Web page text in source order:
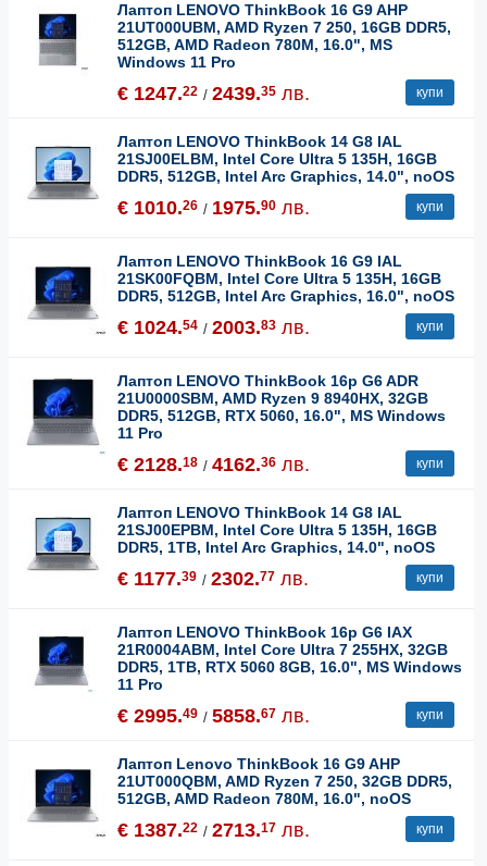
Лаптоп LENOVO ThinkBook 16 G9 AHP
21UT000UBM, AMD Ryzen 7 250, 16GB DDR5,
512GB, AMD Radeon 780M, 16.0", MS
Windows 11 Pro
€ 1247.22 / 2439.35 лв. купи
Лаптоп LENOVO ThinkBook 14 G8 IAL
21SJ00ELBM, Intel Core Ultra 5 135H, 16GB
DDR5, 512GB, Intel Arc Graphics, 14.0", noOS
€ 1010.26 / 1975.90 лв. купи
Лаптоп LENOVO ThinkBook 16 G9 IAL
21SK00FQBM, Intel Core Ultra 5 135H, 16GB
DDR5, 512GB, Intel Arc Graphics, 16.0", noOS
€ 1024.54 / 2003.83 лв. купи
Лаптоп LENOVO ThinkBook 16p G6 ADR
21U0000SBM, AMD Ryzen 9 8940HX, 32GB
DDR5, 512GB, RTX 5060, 16.0", MS Windows
11 Pro
€ 2128.18 / 4162.36 лв. купи
Лаптоп LENOVO ThinkBook 14 G8 IAL
21SJ00EPBM, Intel Core Ultra 5 135H, 16GB
DDR5, 1TB, Intel Arc Graphics, 14.0", noOS
€ 1177.39 / 2302.77 лв. купи
Лаптоп LENOVO ThinkBook 16p G6 IAX
21R0004ABM, Intel Core Ultra 7 255HX, 32GB
DDR5, 1TB, RTX 5060 8GB, 16.0", MS Windows
11 Pro
€ 2995.49 / 5858.67 лв. купи
Лаптоп Lenovo ThinkBook 16 G9 AHP
21UT000QBM, AMD Ryzen 7 250, 32GB DDR5,
512GB, AMD Radeon 780M, 16.0", noOS
€ 1387.22 / 2713.17 лв. купи